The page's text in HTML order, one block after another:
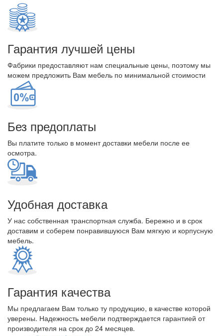
Гарантия лучшей цены
Фабрики предоставляют нам специальные цены, поэтому мы
можем предложить Вам мебель по минимальной стоимости
Без предоплаты
Вы платите только в момент доставки мебели после ее
осмотра.
Удобная доставка
У нас собственная транспортная служба. Бережно и в срок
доставим и соберем понравившуюся Вам мягкую и корпусную
мебель.
Гарантия качества
Мы предлагаем Вам только ту продукцию, в качестве которой
уверены. Надежность мебели подтверждается гарантией от
производителя на срок до 24 месяцев.